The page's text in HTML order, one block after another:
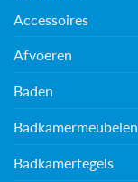
Accessoires
Afvoeren
Baden
Badkamermeubelen
Badkamertegels